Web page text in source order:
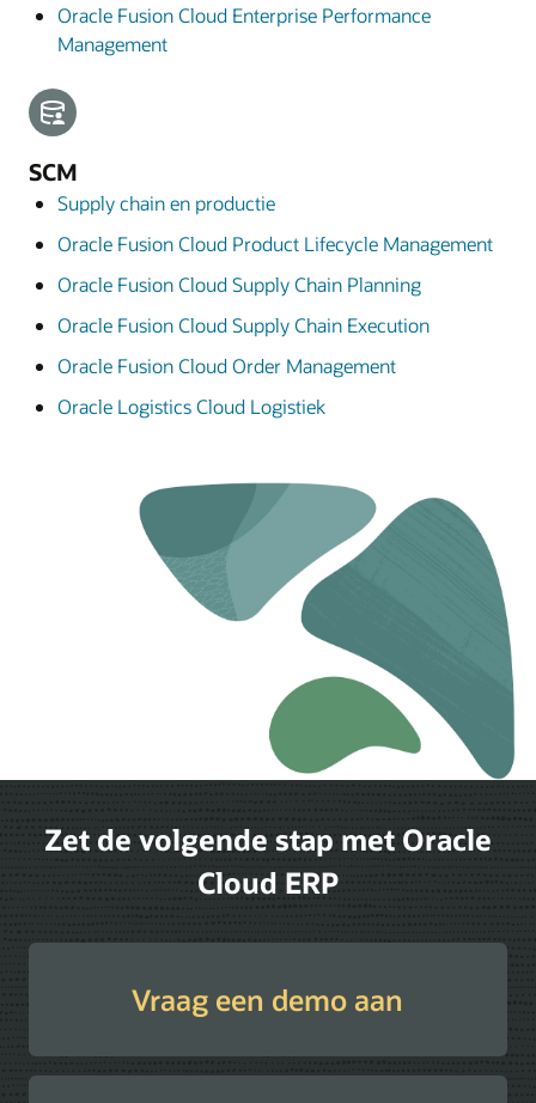
Oracle Fusion Cloud Enterprise Performance
Management
SCM
Supply chain en productie
Oracle Fusion Cloud Product Lifecycle Management
Oracle Fusion Cloud Supply Chain Planning
Oracle Fusion Cloud Supply Chain Execution
Oracle Fusion Cloud Order Management
Oracle Logistics Cloud Logistiek
Zet de volgende stap met Oracle
Cloud ERP
Vraag een demo aan